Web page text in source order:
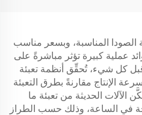
الصودا المناسبة، وبسعر مناسب
عملية كبيرة تؤثر مباشرةً على
كل شيء، تُحقِّق أنظمة تعبئة
الإنتاج مقارنةً بطرق التعبئة
الآلات الحديثة من تعبئة ما
١٠٠٠ و٤٠٠٠٠ زجاجة في الساعة، وذلك حسب الطراز